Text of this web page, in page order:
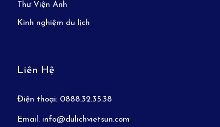
Thư Viện Ảnh
Kinh nghiệm du lịch
Liên Hệ
Điện thoại: 0888.32.35.38
Email: info@dulichvietsun.com